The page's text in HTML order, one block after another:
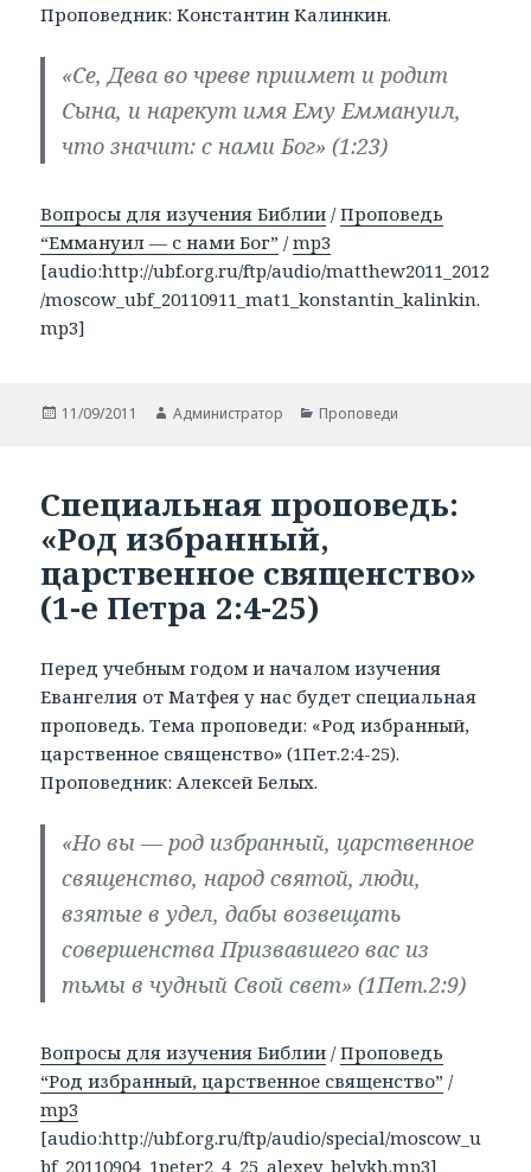
Проповедник: Константин Калинкин.
«Се, Дева во чреве приимет и родит
Сына, и нарекут имя Ему Еммануил,
что значит: с нами Бог» (1:23)
Вопросы для изучения Библии /Проповедь
“Еммануил — с нами Бог” /mp3
[audio:http://ubf.org.ru/ftp/audio/matthew2011_2012
/moscow_ubf_20110911_mat1_konstantin_kalinkin.
mp3]
Опубликовано
11/09/2011 Автор
Администратор Рубрики
Проповеди
Специальная проповедь:
«Род избранный,
царственное священство»
(1-е Петра 2:4-25)
Перед учебным годом и началом изучения
Евангелия от Матфея у нас будет специальная
проповедь. Тема проповеди: «Род избранный,
царственное священство» (1Пет.2:4-25).
Проповедник: Алексей Белых.
«Но вы — род избранный, царственное
священство, народ святой, люди,
взятые в удел, дабы возвещать
совершенства Призвавшего вас из
тьмы в чудный Свой свет» (1Пет.2:9)
Вопросы для изучения Библии /Проповедь
“Род избранный, царственное священство” /
mp3
[audio:http://ubf.org.ru/ftp/audio/special/moscow_u
bf_20110904_1peter2_4_25_alexey_belykh.mp3]